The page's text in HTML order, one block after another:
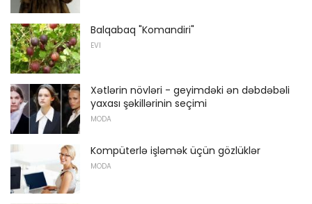
Balqabaq "Komandiri"
EVI
Xətlərin növləri - geyimdəki ən dəbdəbəli
yaxası şəkillərinin seçimi
MODA
Kompüterlə işləmək üçün gözlüklər
MODA